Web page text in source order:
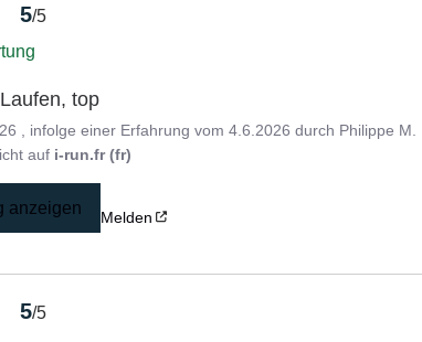
5/5
top
, infolge einer Erfahrung vom4.6.2026 durch Philippe M.
auf i-run.fr (fr)
anzeigen Melden
5/5